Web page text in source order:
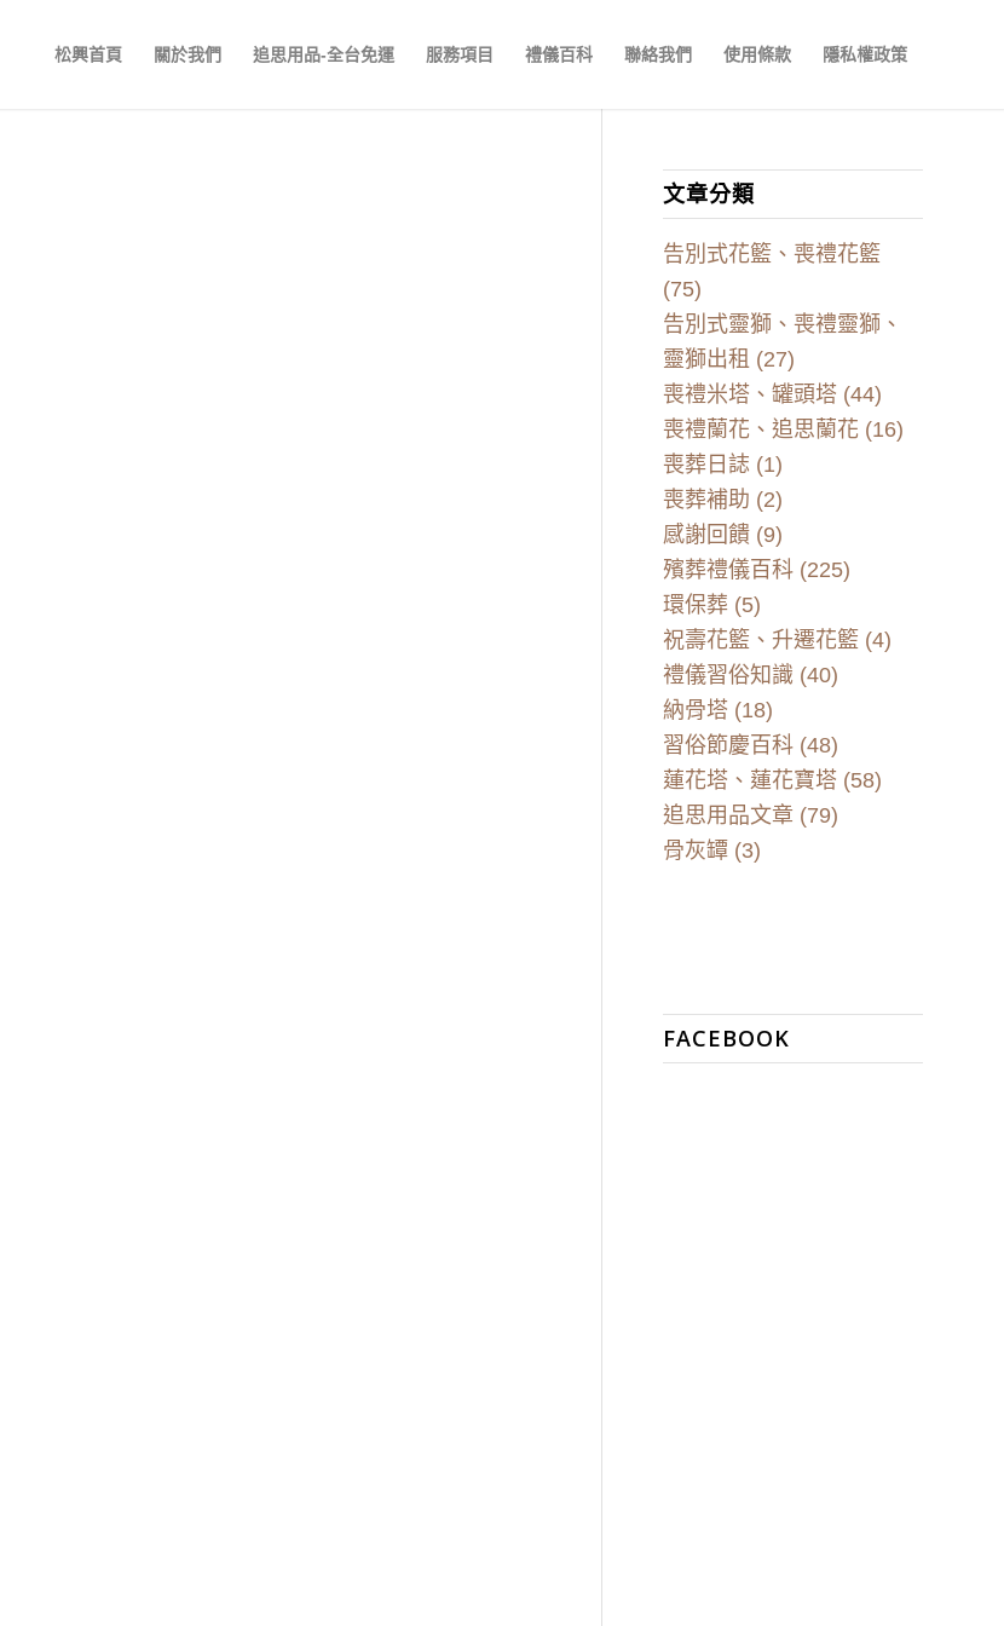
松興首頁 關於我們 追思用品-全台免運 服務項目 禮儀百科 聯絡我們 使用條款 隱私權政策
文章分類
告別式花籃、喪禮花籃
(75)
告別式靈獅、喪禮靈獅、
靈獅出租 (27)
喪禮米塔、罐頭塔 (44)
喪禮蘭花、追思蘭花(16)
喪葬日誌 (1)
喪葬補助 (2)
感謝回饋(9)
殯葬禮儀百科(225)
環保葬(5)
祝壽花籃、升遷花籃 (4)
禮儀習俗知識 (40)
納骨塔 (18)
習俗節慶百科(48)
蓮花塔、蓮花寶塔 (58)
追思用品文章 (79)
骨灰罈(3)
FACEBOOK